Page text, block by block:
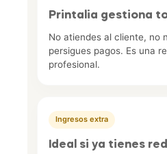
Printalia gestiona
No atiendes al cliente, no
persigues pagos. Es una
profesional.
Ingresos extra
Ideal si ya tienes red